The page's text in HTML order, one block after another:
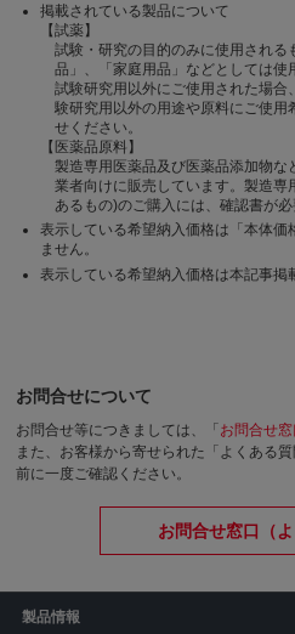
掲載されている製品について
【試薬】
試験・研究の目的のみに使用される
品」、「家庭用品」などとしては使
試験研究用以外にご使用された場
験研究用以外の用途や原料にご使
せください。
【医薬品原料】
製造専用医薬品及び医薬品添加物
業者向けに販売しています。製造
あるもの)のご購入には、確認書が必
表示している希望納入価格は「本体価
ません。
表示している希望納入価格は本記事掲
お問合せについて
お問合せ等につきましては、「 お問合せ窓
また、お客様から寄せられた「よくある
前に一度ご確認ください。
お問合せ窓口（よ
製品情報